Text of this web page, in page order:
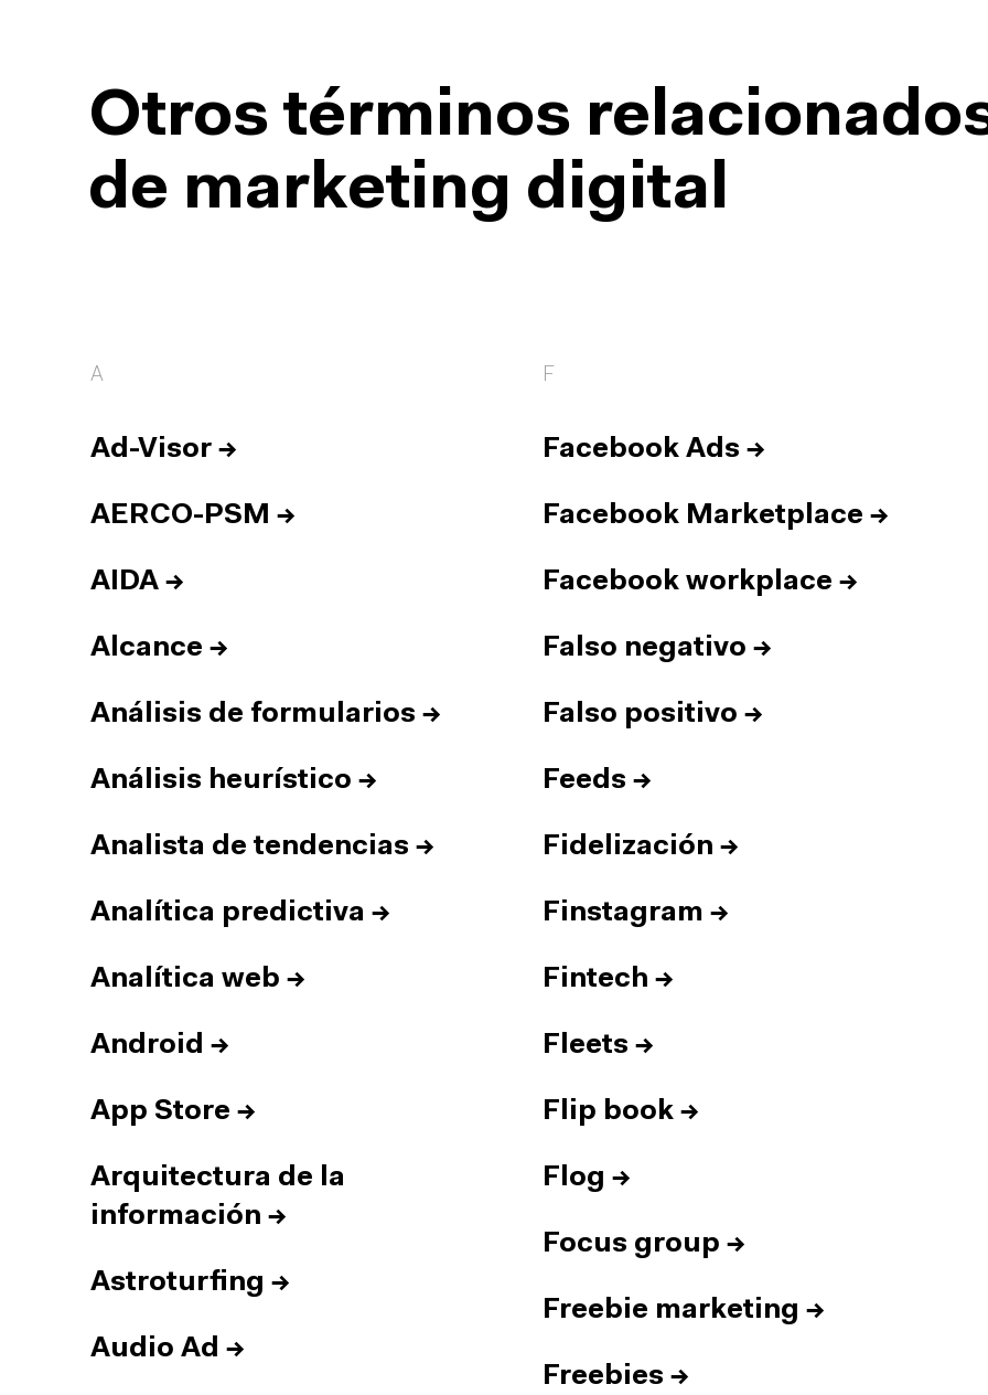
Otros términos
de marketing digital
A
Ad-Visor →
AERCO-PSM →
AIDA →
Alcance →
Análisis de formularios →
Análisis heurístico →
Analista de tendencias →
Analítica predictiva →
Analítica web →
Android →
App Store →
Arquitectura de la
información →
Astroturfing →
Audio Ad →
F
Facebook Ads →
Facebook Marketplace →
Facebook workplace →
Falso negativo →
Falso positivo →
Feeds →
Fidelización →
Finstagram →
Fintech →
Fleets →
Flip book →
Flog →
Focus group →
Freebie marketing →
Freebies →